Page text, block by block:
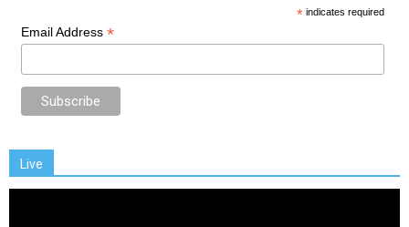
* indicates required
Email Address *
Live